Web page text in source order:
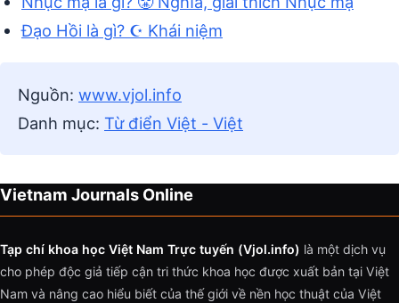
Đạo Hồi là gì? ☪️ Khái niệm
Nguồn: www.vjol.info
Danh mục: Từ điển Việt - Việt
Vietnam Journals Online
Tạp chí khoa học Việt Nam Trực tuyến (Vjol.info) là một dịch vụ
cho phép độc giả tiếp cận tri thức khoa học được xuất bản tại Việt
Nam và nâng cao hiểu biết của thế giới về nền học thuật của Việt